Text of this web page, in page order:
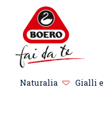
Naturalia Gialli